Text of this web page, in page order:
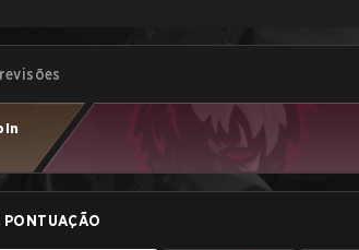
PONTUAÇÃO